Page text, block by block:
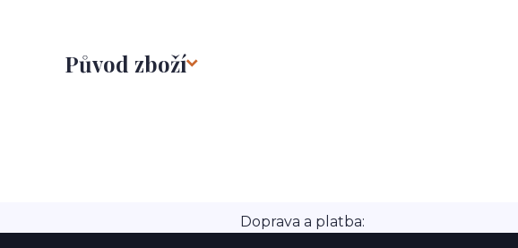
Původ zboží
Doprava a platba: